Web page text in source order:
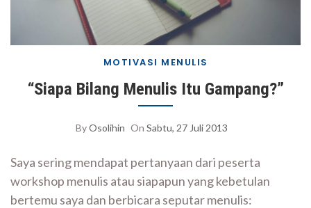
MOTIVASI MENULIS
“Siapa Bilang Menulis Itu Gampang?”
ByOsolihin On Sabtu, 27 Juli 2013
Saya sering mendapat pertanyaan dari peserta
workshop menulis atau siapapun yang kebetulan
bertemu saya dan berbicara seputar menulis: